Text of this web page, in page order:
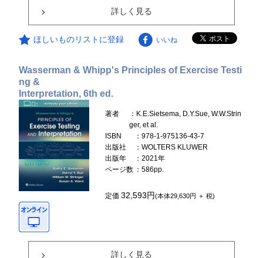
詳しく見る
ほしいものリストに登録 いいね
Wasserman & Whipp's Principles of Exercise Testi
ng &
Interpretation, 6th ed.
著者
：K.E.Sietsema, D.Y.Sue, W.W.Strin
ger, et al.
ISBN
：978-1-975136-43-7
出版社
：WOLTERS KLUWER
出版年
：2021年
ページ数 ：586pp.
定価32,593円(本体29,630円 ＋ 税)
詳しく見る